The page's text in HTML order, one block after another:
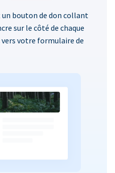
bouton de don collant
sur le côté de chaque
votre formulaire de